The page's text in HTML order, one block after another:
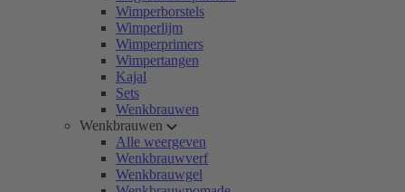
Wimperborstels
Wimperlijm
Wimperprimers
Wimpertangen
Kajal
Sets
Wenkbrauwen
Wenkbrauwen
Alle weergeven
Wenkbrauwverf
Wenkbrauwgel